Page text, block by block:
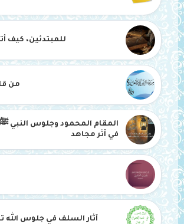
للمبتدئين، كيف
من
المقام المحمود وجلوس النبي
في أثر مجاهد
آثار السلف في جلوس الله